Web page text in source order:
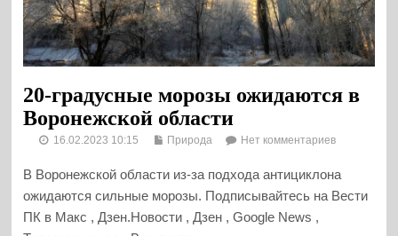
20-градусные морозы ожидаются в
Воронежской области
16.02.2023 10:15 Природа Нет комментариев
В Воронежской области из-за подхода антициклона
ожидаются сильные морозы. Подписывайтесь на Вести
ПК в Макс , Дзен.Новости , Дзен , Google News ,